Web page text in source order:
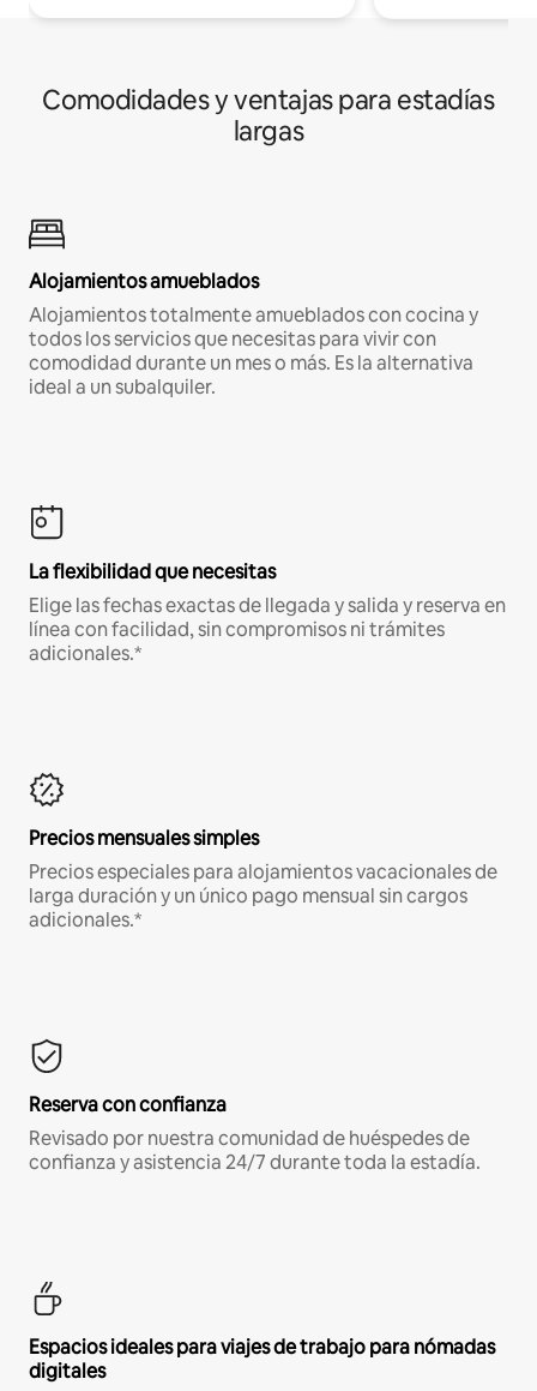
Comodidades y ventajas para estadías
largas
Alojamientos amueblados
Alojamientos totalmente amueblados con cocina y
todos los servicios que necesitas para vivir con
comodidad durante un mes o más. Es la alternativa
ideal a un subalquiler.
La flexibilidad que necesitas
Elige las fechas exactas de llegada y salida y reserva en
línea con facilidad, sin compromisos ni trámites
adicionales.*
Precios mensuales simples
Precios especiales para alojamientos vacacionales de
larga duración y un único pago mensual sin cargos
adicionales.*
Reserva con confianza
Revisado por nuestra comunidad de huéspedes de
confianza y asistencia 24/7 durante toda la estadía.
Espacios ideales para viajes de trabajo para nómadas
digitales